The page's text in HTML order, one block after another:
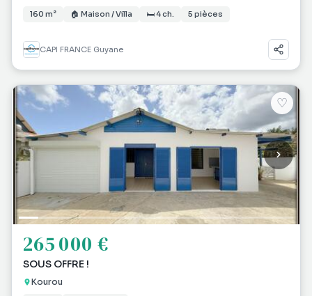
160 m² 🏠 Maison / Villa 🛏 4 ch. 5 pièces
CAPI FRANCE Guyane
♡
265 000 €
SOUS OFFRE !
Kourou